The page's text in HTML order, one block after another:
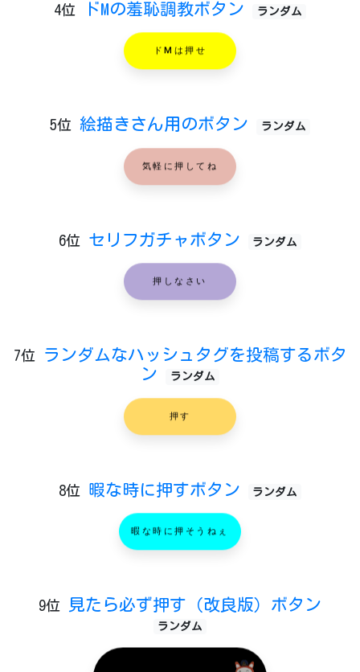
4位 ドMの羞恥調教ボタン ランダム
ドMは押せ
5位 絵描きさん用のボタン ランダム
気軽に押してね
6位 セリフガチャボタン ランダム
押しなさい
7位
ランダムなハッシュタグを投稿するボタ
ン
ランダム
押す
8位 暇な時に押すボタン ランダム
暇な時に押そうねぇ
9位 見たら必ず押す（改良版）ボタン
ランダム